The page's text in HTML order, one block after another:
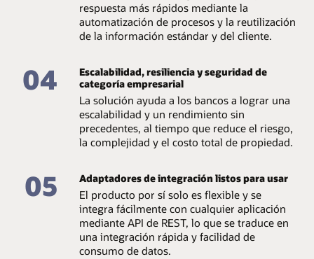
respuesta más rápidos mediante la
automatización de procesos y la reutilización
de la información estándar y del cliente.
04
Escalabilidad, resiliencia y seguridad de
categoría empresarial
La solución ayuda a los bancos a lograr una
escalabilidad y un rendimiento sin
precedentes, al tiempo que reduce el riesgo,
la complejidad y el costo total de propiedad.
05 Adaptadores de integración listos para usar
El producto por sí solo es flexible y se
integra fácilmente con cualquier aplicación
mediante API de REST, lo que se traduce en
una integración rápida y facilidad de
consumo de datos.